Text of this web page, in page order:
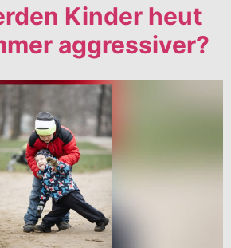
Kinder heut
aggressiver?